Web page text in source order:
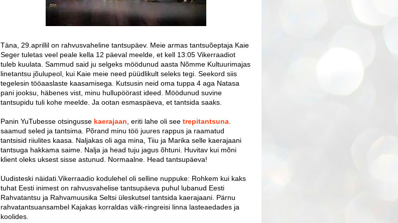
Täna, 29.aprillil on rahvusvaheline tantsupäev. Meie armas tantsuõeptaja Kaie
Seger tuletas veel peale kella 12 päeval meelde, et kell 13:05 Vikerraadiot
tuleb kuulata. Sammud said ju selgeks möödunud aasta Nõmme Kultuurimajas
linetantsu jõulupeol, kui Kaie meie need püüdlikult seleks tegi. Seekord siis
tegelesin tööaaslaste kaasamisega. Kutsusin neid oma tuppa 4 aga Natasa
pani jooksu, häbenes vist, minu hullupöörast ideed. Möödunud suvine
tantsupidu tuli kohe meelde. Ja ootan esmaspäeva, et tantsida saaks.
Panin YuTubesse otsingusse kaerajaan , eriti lahe oli see trepitantsuna
saamud seled ja tantsima. Põrand minu töö juures rappus ja raamatud
tantsisid riiulites kaasa. Naljakas oli aga mina, Tiiu ja Marika selle kaerajaani
tantsuga hakkama saime. Nalja ja head tuju jagus õhtuni. Huvitav kui mõni
klient oleks uksest sisse astunud. Normaalne. Head tantsupäeva!
Uudisteski näidati.Vikerraadio kodulehel oli selline nuppuke: Rohkem kui kaks
tuhat Eesti inimest on rahvusvahelise tantsupäeva puhul lubanud Eesti
Rahvatantsu ja Rahvamuusika Seltsi üleskutsel tantsida kaerajaani. Pärnu
rahvatantsuansambel Kajakas korraldas välk-ringreisi linna lasteaedades ja
koolides.